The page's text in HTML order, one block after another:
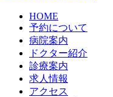
HOME
予約について
病院案内
ドクター紹介
診療案内
求人情報
アクセス